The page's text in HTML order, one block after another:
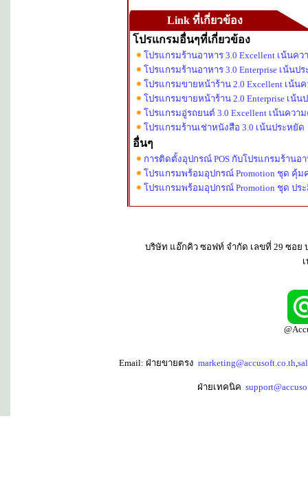
Link ที่เกี่ยวข้อง
โปรแกรมอื่นๆที่เกี่ยวข้อง
โปรแกรมร้านอาหาร 3.0 Excellent เน้นค
โปรแกรมร้านอาหาร 3.0 Enterprise เน้นป
โปรแกรมขายหน้าร้าน 2.0 Excellent เน้น
โปรแกรมขายหน้าร้าน 2.0 Enterprise เน้น
โปรแกรมอู่รถยนต์ 3.0 Excellent เน้นควา
โปรแกรมร้านเช่าหนังสือ 3.0 เน้นประหยัด
อื่นๆ
การติดตั้งอุปกรณ์ POS กับโปรแกรมร้านอา
โปรแกรมพร้อมอุปกรณ์ Promotion ชุด คุ้ม
โปรแกรมพร้อมอุปกรณ์ Promotion ชุด ปร
บริษัท แอ๊กคิว ซอฟท์ จำกัด เลขที่ 29 ซอย
Email: ฝ่ายขายตรง marketing@accusoft.co.th,
ฝ่ายเทคนิค